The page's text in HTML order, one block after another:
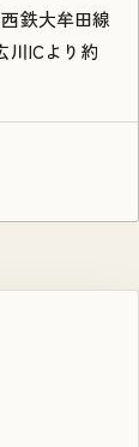
鉄大牟田線
ICより約